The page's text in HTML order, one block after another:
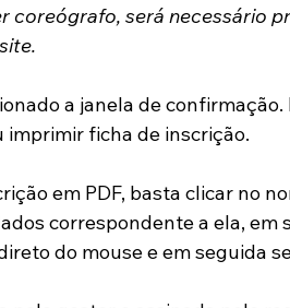
coreógrafo, será necessário
a janela de confirmação.
ficha de inscrição.
em PDF, basta clicar no
correspondente a ela, em
do mouse e em seguida